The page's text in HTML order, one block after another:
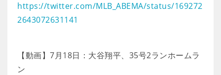
https://twitter.com/MLB_ABEMA/status/169272
2643072631141
【動画】7月18日：大谷翔平、35号2ランホームラ
ン